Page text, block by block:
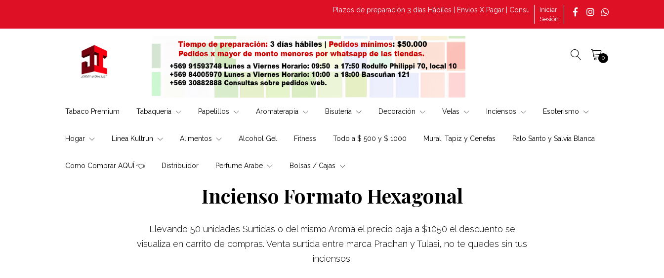
Plazos de preparación 3 días Hábiles | Envios X Pagar | Consultas por pedidos tomado en la página +569
Iniciar
Sesión
0
Tabaco Premium Tabaqueria Papelillos Aromaterapia Bisutería Decoración Velas Inciensos Esoterismo
Hogar Linea Kultrun Alimentos Alcohol Gel Fitness Todo a $ 500 y $ 1000 Mural, Tapiz y Cenefas Palo Santo y Salvia Blanca
Como Comprar AQUÍ 👈 Distribuidor Perfume Arabe Bolsas / Cajas
Incienso Formato Hexagonal
Llevando 50 unidades Surtidas o del mismo Aroma el precio baja a $1050 el descuento se
visualiza en carrito de compras. Venta surtida entre marca Pradhan y Tulasi, no te quedes sin tus
inciensos.